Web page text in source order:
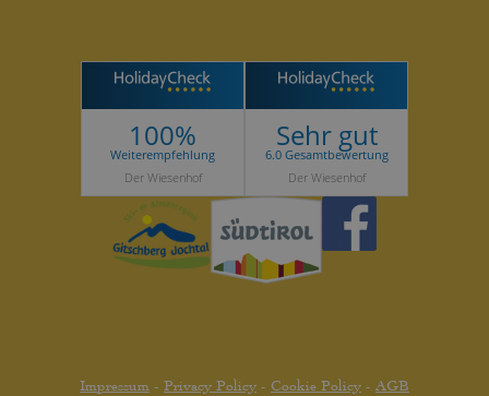
100%
Weiterempfehlung
Der Wiesenhof
Sehr gut
6.0 Gesamtbewertung
Der Wiesenhof
Impressum - Privacy Policy - Cookie Policy - AGB